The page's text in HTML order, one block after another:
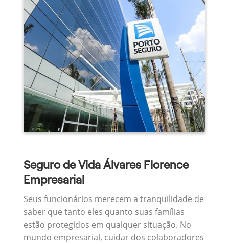
Seguro de Vida Álvares Florence
Empresarial
Seus funcionários merecem a tranquilidade de
saber que tanto eles quanto suas famílias
estão protegidos em qualquer situação. No
mundo empresarial, cuidar dos colaboradores